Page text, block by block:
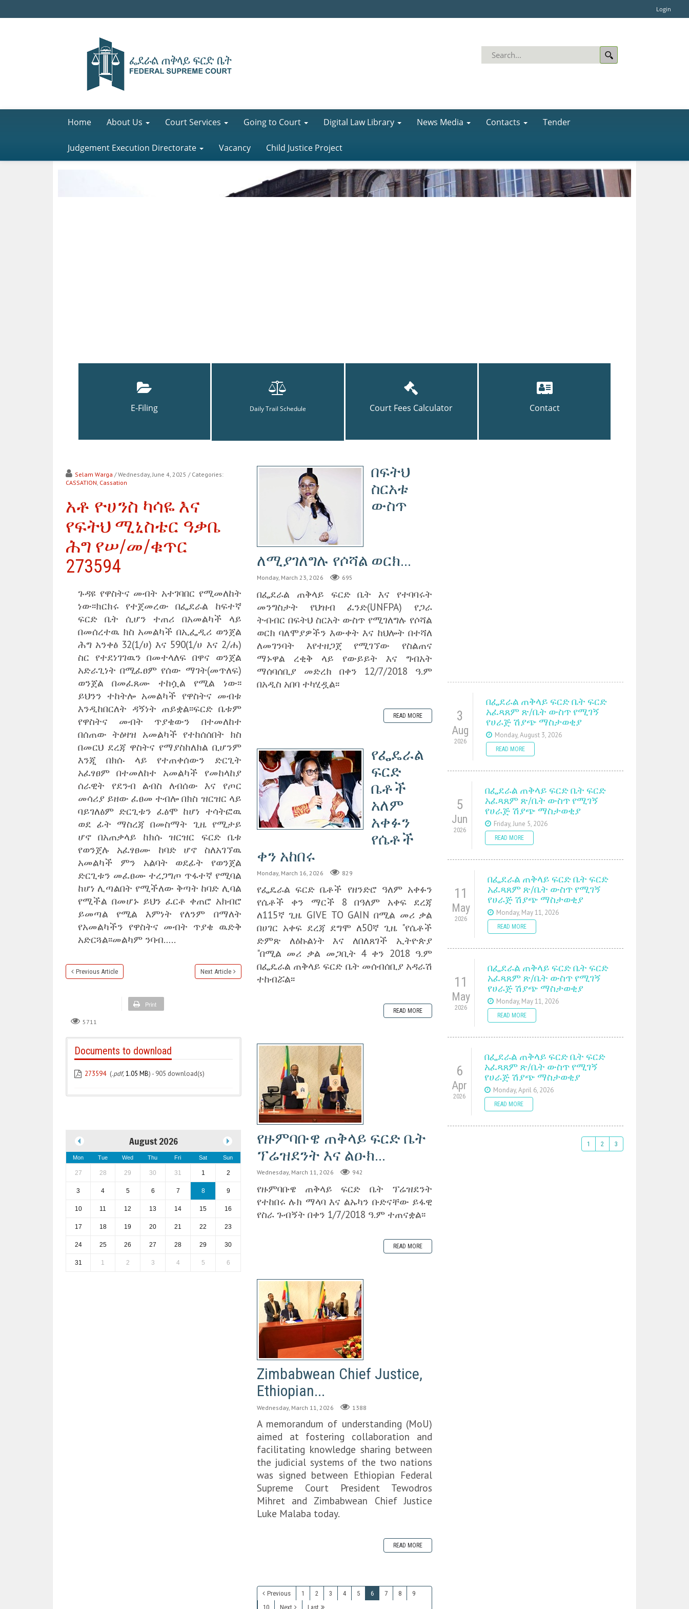
Login
Home About Us Court Services Going to Court Digital Law Library News Media Contacts Tender
Judgement Execution Directorate Vacancy Child Justice Project
E-Filing Daily Trail Schedule Court Fees Calculator Contact
Selam Warga / Wednesday, June 4, 2025 / Categories:
CASSATION, Cassation
አቶ ዮሀንስ ካሳዬ እና
የፍትህ ሚኒስቴር ዓቃቤ
ሕግ የሠ/መ/ቁጥር
273594
ጉዳዩ የዋስትና መብት አተገባበር የሚመለከት
ነው፡፡ክርክሩ የተጀመረው በፌደራል ከፍተኛ
ፍርድ ቤት ሲሆን ተጠሪ በአመልካች ላይ
በመሰረተዉ ክስ አመልካች በኢፌዲሪ ወንጀል
ሕግ አንቀፅ 32(1/ሀ) እና 590(1/ሀ እና 2/ሐ)
ስር የተደነገገዉን በመተላለፍ በዋና ወንጀል
አድራጊነት በሚፈፀም የሰው ማገት(መጥለፍ)
ወንጀል በመፈጸሙ ተከሷል የሚል ነው፡፡
ይህንን ተከትሎ አመልካች የዋስትና መብቱ
እንዲከበርለት ዳኝነት ጠይቋል፡፡ፍርድ ቤቱም
የዋስትና መብት ጥያቄውን በተመለከተ
በሰጠው ትዕዛዝ አመልካች የተከሰሰበት ክስ
በመርህ ደረጃ ዋስትና የማያስከለክል ቢሆንም
እንጂ በክሱ ላይ የተጠቀሰውን ድርጊት
አፈፃፀም በተመለከተ አመልካች የመከላከያ
ሰራዊት የደንብ ልብስ ለብሰው እና የጦር
መሳሪያ ይዘው ፈፀመ ተብሎ በክስ ዝርዝር ላይ
ባይገለፅም ድርጊቱን ፈፅሞ ከሆነ ተሳትፎዉ
ወደ ፊት ማስረጃ በመስማት ጊዜ የሚታይ
ሆኖ በአጠቃላይ ከክሱ ዝርዝር ፍርድ ቤቱ
የወንጀሉ አፈፃፀሙ ከባድ ሆኖ ስለአገኘዉ
አመልካች ምን አልባት ወደፊት የወንጀል
ድርጊቱን መፈፀሙ ተረጋግጦ ጥፋተኛ የሚባል
ከሆነ ሊጣልበት የሚችለው ቅጣት ከባድ ሊባል
የሚችል በመሆኑ ይህን ፈርቶ ቀጠሮ አክብሮ
ይመጣል የሚል እምነት የለንም በማለት
የአመልካችን የዋስትና መብት ጥያቄ ዉድቅ
አድርጓል፡፡መልካም ንባብ…..
Previous Article Next Article
Print
5711
Documents to download
273594 (.pdf,1.05 MB) - 905 download(s)
August 2026
Mon Tue Wed Thu Fri Sat Sun
27 28 29 30 31 1 2
3 4 5 6 7 8 9
10 11 12 13 14 15 16
17 18 19 20 21 22 23
24 25 26 27 28 29 30
31 1 2 3 4 5 6
በፍትህ
ስርአቱ
ውስጥ
ለሚያገለግሉ የሶሻል ወርክ...
Monday, March 23, 2026 695
በፌደራል ጠቅላይ ፍርድ ቤት እና የተባባሩት
መንግስታት የህዝብ ፈንድ(UNFPA) የጋራ
ትብብር በፍትህ ስርአት ውስጥ የሚገለግሉ የሶሻል
ወርክ ባለሞያዎችን እውቀት እና ከህሎት በተሻለ
ለመገንባት እየተዘጋጀ የሚገኘው የስልጠና
ማኑዋል ረቂቅ ላይ የውይይት እና ግብአት
ማሰባሰቢያ መድረክ በቀን 12/7/2018 ዓ.ም
በአዲስ አበባ ተካሂዷል፡፡
READ MORE
የፌዴራል
ፍርድ
ቤቶች
አለም
አቀፉን
የሴቶች
ቀን አከበሩ
Monday, March 16, 2026 829
የፌዴራል ፍርድ ቤቶች የዘንድሮ ዓለም አቀፉን
የሴቶች ቀን ማርች 8 በዓለም አቀፍ ደረጃ
ለ115ኛ ጊዜ GIVE TO GAIN በሚል መሪ ቃል
በሀገር አቀፍ ደረጃ ደግሞ ለ50ኛ ጊዜ "የሴቶች
ድምጽ ለዕኩልነት እና ለበለጸገች ኢትዮጵያ
"በሚል መሪ ቃል መጋቢት 4 ቀን 2018 ዓ.ም
በፌዴራል ጠቅላይ ፍርድ ቤት መሰብሰቢያ አዳራሽ
ተከብሯል፡፡
READ MORE
የዙምባቡዌ ጠቅላይ ፍርድ ቤት
ፕሬዝደንት እና ልዑክ...
Wednesday, March 11, 2026 942
የዙምባቡዌ ጠቅላይ ፍርድ ቤት ፕሬዝደንት
የተከበሩ ሉክ ማላባ እና ልኡካን ቡድናቸው ይፋዊ
የስራ ጉብኝት በቀን 1/7/2018 ዓ.ም ተጠናቋል፡፡
READ MORE
Zimbabwean Chief Justice,
Ethiopian...
Wednesday, March 11, 2026 1388
A memorandum of understanding (MoU)
aimed at fostering collaboration and
facilitating knowledge sharing between
the judicial systems of the two nations
was signed between Ethiopian Federal
Supreme Court President Tewodros
Mihret and Zimbabwean Chief Justice
Luke Malaba today.
READ MORE
Previous 1 2 3 4 5 6 7 8
9
10
Next Last
3
Aug
2026
በፌደራል ጠቅላይ ፍርድ ቤት ፍርድ
አፈጻጸም ጽ/ቤት ውስጥ የሚገኝ
የሀራጅ ሽያጭ ማስታወቂያ
Monday, August 3, 2026
READ MORE
5
Jun
2026
በፌደራል ጠቅላይ ፍርድ ቤት ፍርድ
አፈጻጸም ጽ/ቤት ውስጥ የሚገኝ
የሀራጅ ሽያጭ ማስታወቂያ
Friday, June 5, 2026
READ MORE
11
May
2026
በፌደራል ጠቅላይ ፍርድ ቤት ፍርድ
አፈጻጸም ጽ/ቤት ውስጥ የሚገኝ
የሀራጅ ሽያጭ ማስታወቂያ
Monday, May 11, 2026
READ MORE
11
May
2026
በፌደራል ጠቅላይ ፍርድ ቤት ፍርድ
አፈጻጸም ጽ/ቤት ውስጥ የሚገኝ
የሀራጅ ሽያጭ ማስታወቂያ
Monday, May 11, 2026
READ MORE
6
Apr
2026
በፌደራል ጠቅላይ ፍርድ ቤት ፍርድ
አፈጻጸም ጽ/ቤት ውስጥ የሚገኝ
የሀራጅ ሽያጭ ማስታወቂያ
Monday, April 6, 2026
READ MORE
1 2 3